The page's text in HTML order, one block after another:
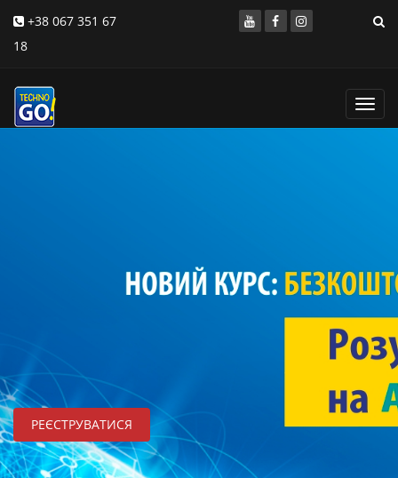
+38 067 351 67
18
РЕЄСТРУВАТИСЯ
Ми шукаємо таланти та ідеї
Підтримуємо і допомагаємо талановитій молоді.
Розвиваємо і втілюємо ідеї